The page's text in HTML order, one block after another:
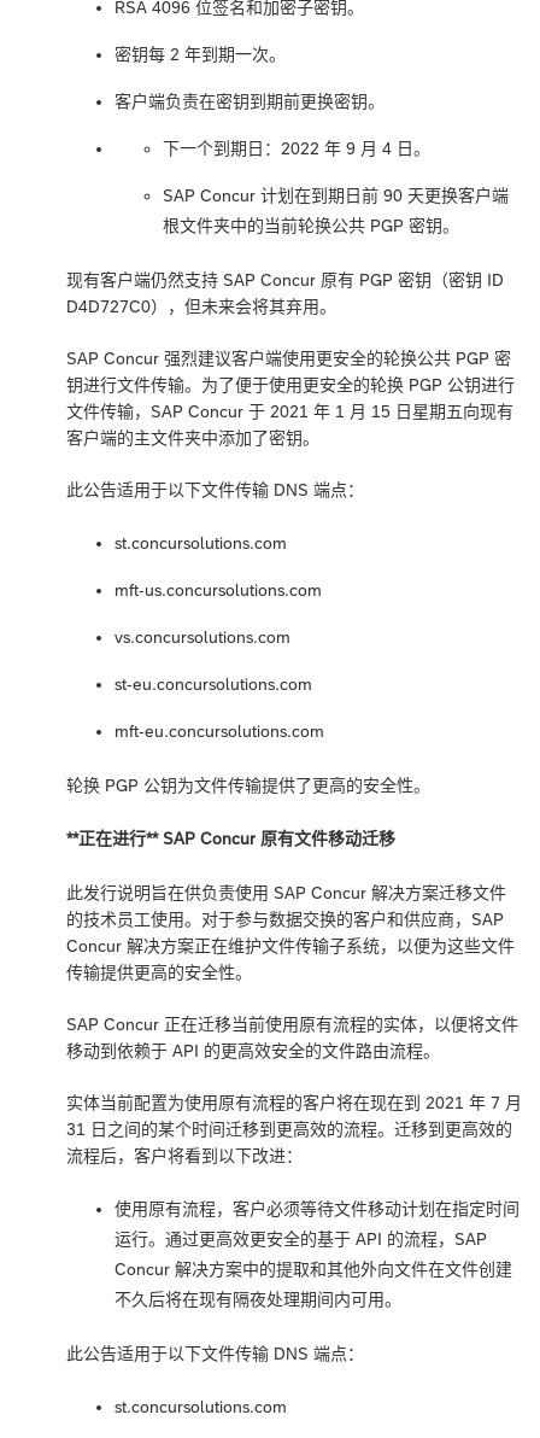
RSA 4096 位签名和加密子密钥。
密钥每 2 年到期一次。
客户端负责在密钥到期前更换密钥。
下一个到期日：2022 年 9 月 4 日。
SAP Concur 计划在到期日前 90 天更换客户端
根文件夹中的当前轮换公共 PGP 密钥。
现有客户端仍然支持 SAP Concur 原有 PGP 密钥（密钥 ID
D4D727C0），但未来会将其弃用。
SAP Concur 强烈建议客户端使用更安全的轮换公共 PGP 密
钥进行文件传输。为了便于使用更安全的轮换 PGP 公钥进行
文件传输，SAP Concur 于 2021 年 1 月 15 日星期五向现有
客户端的主文件夹中添加了密钥。
此公告适用于以下文件传输 DNS 端点：
st.concursolutions.com
mft-us.concursolutions.com
vs.concursolutions.com
st-eu.concursolutions.com
mft-eu.concursolutions.com
轮换 PGP 公钥为文件传输提供了更高的安全性。
**正在进行** SAP Concur 原有文件移动迁移
此发行说明旨在供负责使用 SAP Concur 解决方案迁移文件
的技术员工使用。对于参与数据交换的客户和供应商，SAP
Concur 解决方案正在维护文件传输子系统，以便为这些文件
传输提供更高的安全性。
SAP Concur 正在迁移当前使用原有流程的实体，以便将文件
移动到依赖于 API 的更高效安全的文件路由流程。
实体当前配置为使用原有流程的客户将在现在到 2021 年 7 月
31 日之间的某个时间迁移到更高效的流程。迁移到更高效的
流程后，客户将看到以下改进：
使用原有流程，客户必须等待文件移动计划在指定时间
运行。通过更高效更安全的基于 API 的流程，SAP
Concur 解决方案中的提取和其他外向文件在文件创建
不久后将在现有隔夜处理期间内可用。
此公告适用于以下文件传输 DNS 端点：
st.concursolutions.com